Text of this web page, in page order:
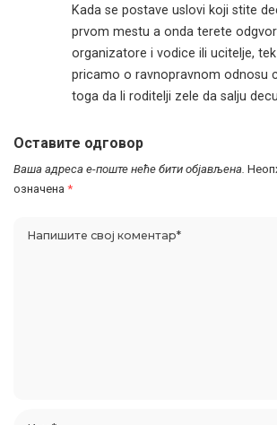
Kada se postave uslovi koji stite
prvom mestu a onda terete
organizatore i vodice ili ucitelje,
pricamo o ravnopravnom odnosu
toga da li roditelji zele da salju
Оставите одговор
Ваша адреса е-поште неће бити објављена.
означена *